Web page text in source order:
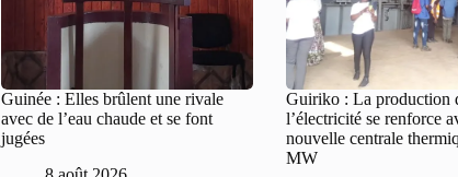
Guinée : Elles brûlent une rivale
avec de l’eau chaude et se font
jugées
Guiriko : La production
l’électricité se renforce
nouvelle centrale
MW